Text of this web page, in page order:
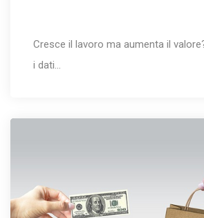
Cresce il lavoro ma aumenta il
i dati…